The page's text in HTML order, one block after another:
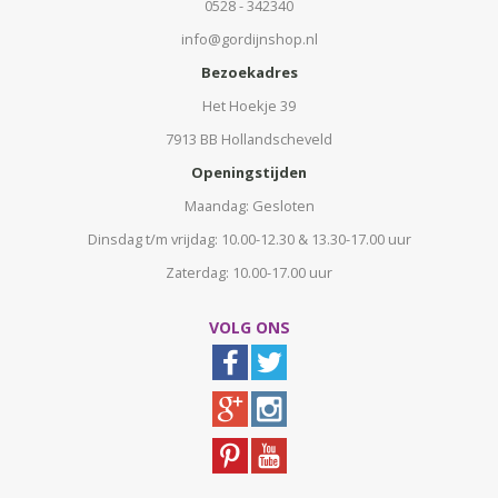
0528 - 342340
info@gordijnshop.nl
Bezoekadres
Het Hoekje 39
7913 BB Hollandscheveld
Openingstijden
Maandag: Gesloten
Dinsdag t/m vrijdag: 10.00-12.30 & 13.30-17.00 uur
Zaterdag: 10.00-17.00 uur
VOLG ONS